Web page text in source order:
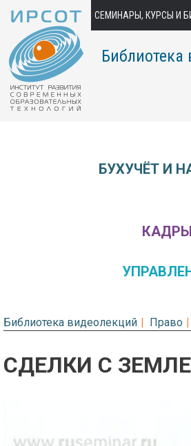
СЕМИНАРЫ, КУРСЫ И
Библиотека
БУХУЧЁТ И
КАДРЫ
Библиотека видеолекций Право
CДЕЛКИ С